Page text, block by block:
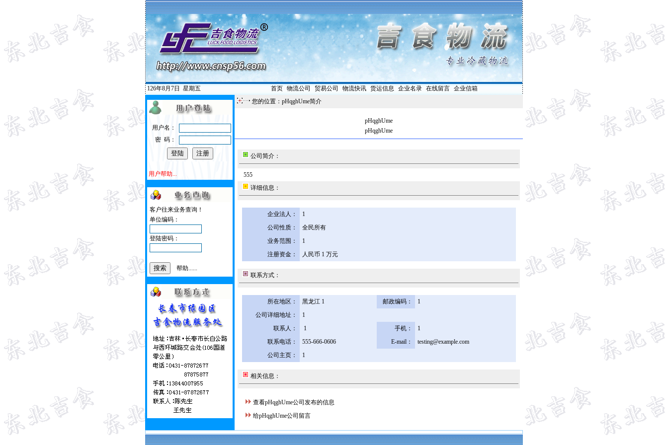
126年8月7日 星期五 首页| 物流公司 贸易公司 物流快讯| 货运信息 企业名录| 在线留言| 企业信箱
用户名：
密 码：
用户帮助...
客户往来业务查询！
单位编码：
登陆密码：
帮助......
您的位置：pHqghUme简介
pHqghUme
pHqghUme
公司简介：
555
详细信息：
企业法人：
1
公司性质：
全民所有
业务范围：
1
注册资金：
人民币 1 万元
联系方式：
所在地区： 黑龙江 1 邮政编码：
1
公司详细地址：
1
联系人：
1 手机：
1
联系电话：
555-666-0606 E-mail：
testing@example.com
公司主页：
1
相关信息：
查看pHqghUme公司发布的信息
给pHqghUme公司留言